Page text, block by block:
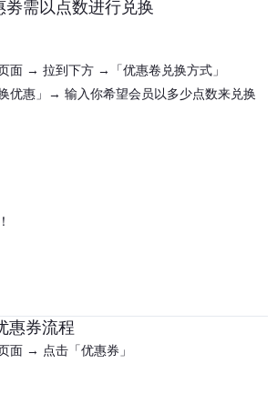
劵需以点数进行兑换
面 → 拉到下方 →「优惠卷兑换方式」
优惠」→ 输入你希望会员以多少点数来兑换
惠券流程
面 → 点击「优惠券」